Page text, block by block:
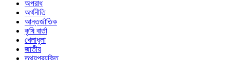
অপরাধ
অর্থনীতি
আন্তর্জাতিক
কৃষি বার্তা
খেলাধুলা
জাতীয়
তথ্যপ্রযুক্তি